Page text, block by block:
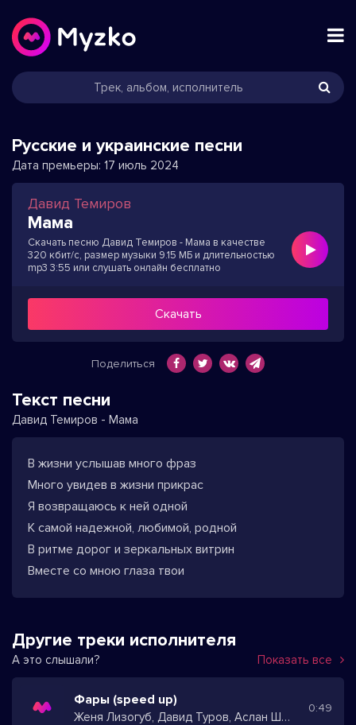
Русские и украинские песни
Дата премьеры: 17 июль 2024
Давид Темиров
Мама
Скачать песню Давид Темиров - Мама в качестве
320 кбит/с, размер музыки 9.15 МБ и длительностью
mp3 3:55 или слушать онлайн бесплатно
Скачать
Поделиться
Текст песни
Давид Темиров - Мама
В жизни услышав много фраз
Много увидев в жизни прикрас
Я возвращаюсь к ней одной
К самой надежной, любимой, родной
В ритме дорог и зеркальных витрин
Вместе со мною глаза твои
Другие треки исполнителя
А это слышали? Показать все
Фары (speed up)
Женя Лизогуб, Давид Туров, Аслан Шукаша
0:49